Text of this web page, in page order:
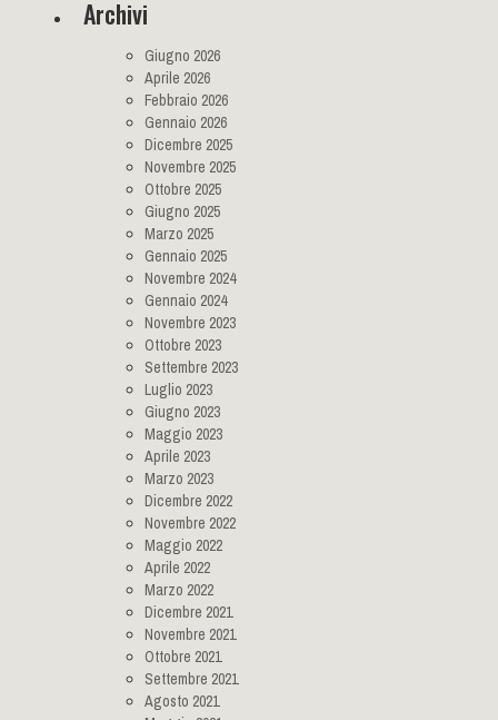
Archivi
Giugno 2026
Aprile 2026
Febbraio 2026
Gennaio 2026
Dicembre 2025
Novembre 2025
Ottobre 2025
Giugno 2025
Marzo 2025
Gennaio 2025
Novembre 2024
Gennaio 2024
Novembre 2023
Ottobre 2023
Settembre 2023
Luglio 2023
Giugno 2023
Maggio 2023
Aprile 2023
Marzo 2023
Dicembre 2022
Novembre 2022
Maggio 2022
Aprile 2022
Marzo 2022
Dicembre 2021
Novembre 2021
Ottobre 2021
Settembre 2021
Agosto 2021